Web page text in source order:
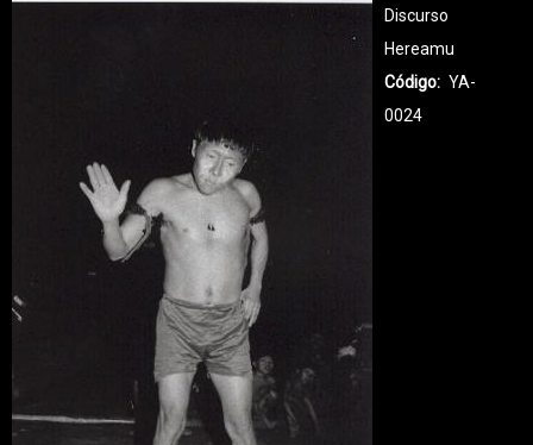
Discurso
Hereamu
Código
YA-
0024